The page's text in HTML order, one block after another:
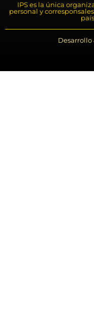
IPS es la única
personal y